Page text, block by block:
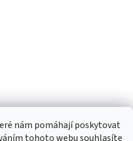
nám pomáhají poskytovat
tohoto webu souhlasíte